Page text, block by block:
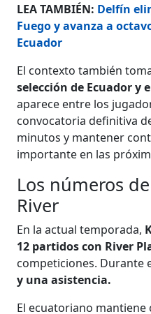
LEA TAMBIÉN: Delfín
Fuego y avanza a
Ecuador
El contexto también
selección de Ecuador y
aparece entre los
convocatoria definitiva
minutos y mantener
importante en las
Los números
River
En la actual temporada,
12 partidos con River
competiciones. Durante
y una asistencia.
El ecuatoriano